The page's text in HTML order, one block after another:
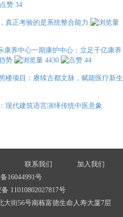
34
真正考验的是系统整合能力
康养中心一期康护中心：立足千亿康养
势
4430 44
楼项目：赓续古都文脉，赋能医疗新生
现代建筑语言演绎传统中医意象
联系我们
加入我们
16044991号
11010802027817号
大街56号南栋富德生命人寿大厦7层